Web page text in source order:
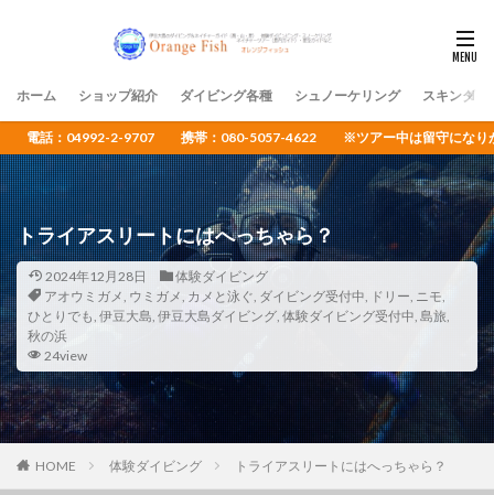
ホーム ショップ紹介 ダイビング各種 シュノーケリング スキンダイ
電話：04992-2-9707 携帯：080-5057-4622 ※ツアー中は留守になりがち
トライアスリートにはへっちゃら？
2024年12月28日
体験ダイビング
アオウミガメ, ウミガメ, カメと泳ぐ, ダイビング受付中, ドリー, ニモ,
ひとりでも, 伊豆大島, 伊豆大島ダイビング, 体験ダイビング受付中, 島旅,
秋の浜
24view
HOME 体験ダイビング トライアスリートにはへっちゃら？